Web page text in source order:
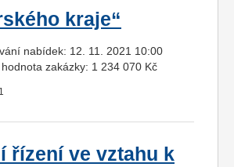
kraje“
nabídek: 12. 11. 2021 10:00
zakázky: 1 234 070 Kč
řízení ve vztahu k